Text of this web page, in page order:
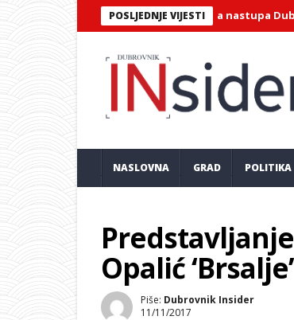
POSLJEDNJE VIJESTI
U atriju Kneževog dvora nastupa
NASLOVNA GRAD POLITIKA
Opalić
Piše: Dubrovnik Insider
11/11/2017